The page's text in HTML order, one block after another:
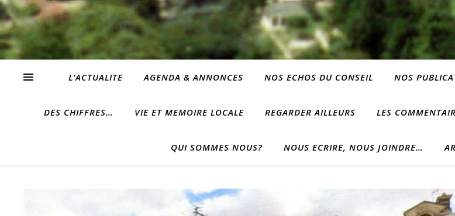
L’ACTUALITE AGENDA & ANNONCES NOS ECHOS DU CONSEIL NOS
DES CHIFFRES… VIE ET MEMOIRE LOCALE REGARDER AILLEURS LES
QUI SOMMES NOUS? NOUS ECRIRE, NOUS JOINDRE…